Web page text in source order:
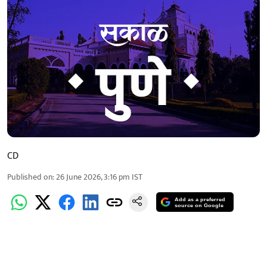
CD
Published on:26 June 2026, 3:16 pm IST
Add as a preferred
source on Google